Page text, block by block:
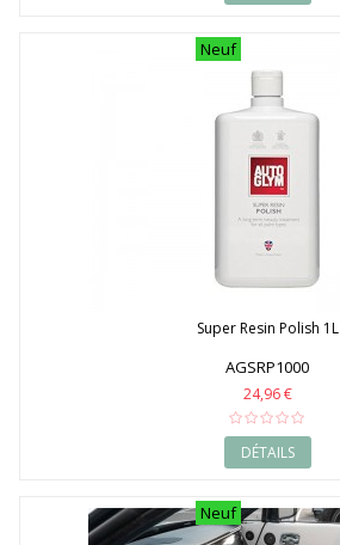
Neuf
Super Resin Polish 1L
AGSRP1000
24,96 €
DÉTAILS
Neuf